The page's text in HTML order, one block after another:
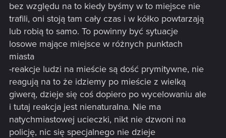
bez względu na to kiedy byśmy w to miejsce nie
trafili, oni stoją tam cały czas i w kółko powtarzają
lub robią to samo. To powinny być sytuacje
losowe mające miejsce w różnych punktach
miasta
-reakcje ludzi na mieście są dość prymitywne, nie
reagują na to że idziemy po mieście z wielką
giwerą, dzieje się coś dopiero po wycelowaniu ale
i tutaj reakcja jest nienaturalna. Nie ma
natychmiastowej ucieczki, nikt nie dzwoni na
policję, nic się specjalnego nie dzieje